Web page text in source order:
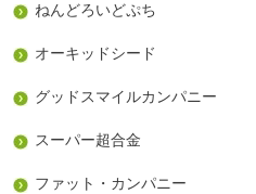
ねんどろいどぷち
オーキッドシード
グッドスマイルカンパニー
スーパー超合金
ファット・カンパニー